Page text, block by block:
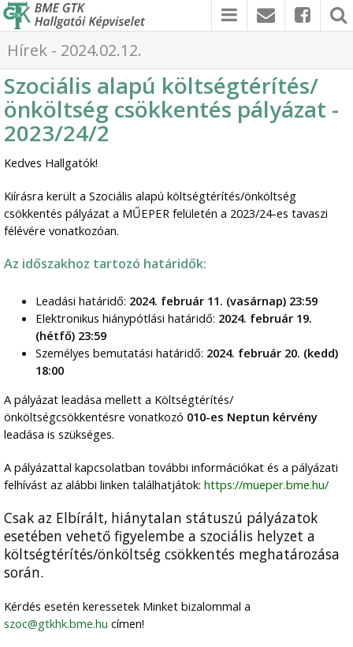
Hírek - 2024.02.12.
Szociális alapú költségtérítés/
önköltség csökkentés pályázat -
2023/24/2
Kedves Hallgatók!
Kiírásra került a Szociális alapú költségtérítés/önköltség
csökkentés pályázat a MŰEPER felületén a 2023/24-es tavaszi
félévére vonatkozóan.
Az időszakhoz tartozó határidők:
Leadási határidő: 2024. február 11. (vasárnap) 23:59
Elektronikus hiánypótlási határidő: 2024. február 19.
(hétfő) 23:59
Személyes bemutatási határidő: 2024. február 20. (kedd)
18:00
A pályázat leadása mellett a Költségtérítés/
önköltségcsökkentésre vonatkozó 010-es Neptun kérvény
leadása is szükséges.
A pályázattal kapcsolatban további információkat és a pályázati
felhívást az alábbi linken találhatjátok: https://mueper.bme.hu/
Csak az Elbírált, hiánytalan státuszú pályázatok
esetében vehető figyelembe a szociális helyzet a
költségtérítés/önköltség csökkentés meghatározása
során.
Kérdés esetén keressetek Minket bizalommal a
szoc@gtkhk.bme.hu címen!